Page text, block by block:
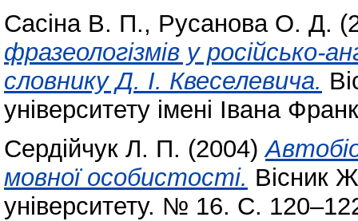
Сасіна В. П., Русанова О. Д.
фразеологізмів у російсько-
словнику Д. І. Квеселевича.
університету імені Івана
Сердійчук Л. П. (2004)
мовної особистості. Вісник
університету. № 16. С.